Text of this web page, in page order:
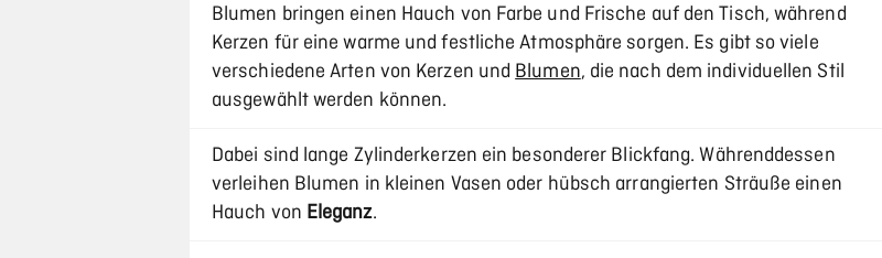
Blumen bringen einen Hauch von Farbe und Frische auf den Tisch, während
Kerzen für eine warme und festliche Atmosphäre sorgen. Es gibt so viele
verschiedene Arten von Kerzen undBlumen, die nach dem individuellen Stil
ausgewählt werden können.
Dabei sind lange Zylinderkerzen ein besonderer Blickfang. Währenddessen
verleihen Blumen in kleinen Vasen oder hübsch arrangierten Sträuße einen
Hauch von Eleganz.